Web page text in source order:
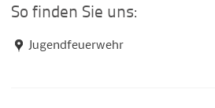
So finden Sie uns:
Jugendfeuerwehr